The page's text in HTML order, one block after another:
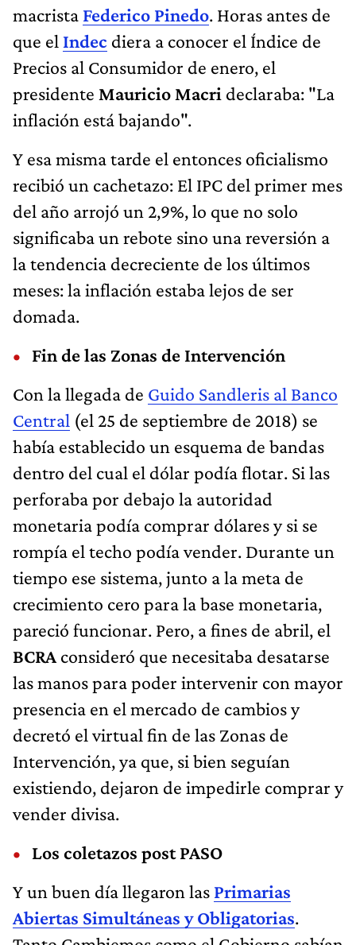
macrista Federico Pinedo. Horas antes de
que el Indec diera a conocer el Índice de
Precios al Consumidor de enero, el
presidente Mauricio Macri declaraba: "La
inflación está bajando".
Y esa misma tarde el entonces oficialismo
recibió un cachetazo: El IPC del primer mes
del año arrojó un 2,9%, lo que no solo
significaba un rebote sino una reversión a
la tendencia decreciente de los últimos
meses: la inflación estaba lejos de ser
domada.
Fin de las Zonas de Intervención
Con la llegada de Guido Sandleris al Banco
Central (el 25 de septiembre de 2018) se
había establecido un esquema de bandas
dentro del cual el dólar podía flotar. Si las
perforaba por debajo la autoridad
monetaria podía comprar dólares y si se
rompía el techo podía vender. Durante un
tiempo ese sistema, junto a la meta de
crecimiento cero para la base monetaria,
pareció funcionar. Pero, a fines de abril, el
BCRA consideró que necesitaba desatarse
las manos para poder intervenir con mayor
presencia en el mercado de cambios y
decretó el virtual fin de las Zonas de
Intervención, ya que, si bien seguían
existiendo, dejaron de impedirle comprar y
vender divisa.
Los coletazos post PASO
Y un buen día llegaron las Primarias
Abiertas Simultáneas y Obligatorias.